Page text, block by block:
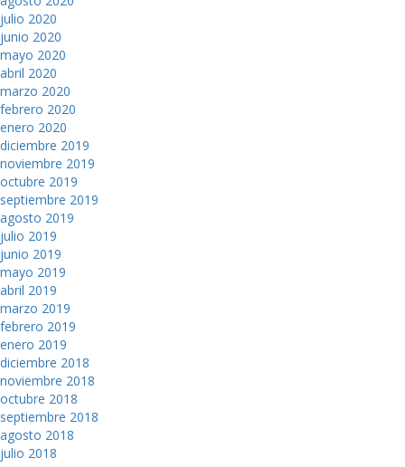
julio 2020
junio 2020
mayo 2020
abril 2020
marzo 2020
febrero 2020
enero 2020
diciembre 2019
noviembre 2019
octubre 2019
septiembre 2019
agosto 2019
julio 2019
junio 2019
mayo 2019
abril 2019
marzo 2019
febrero 2019
enero 2019
diciembre 2018
noviembre 2018
octubre 2018
septiembre 2018
agosto 2018
julio 2018